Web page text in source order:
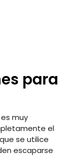
para
muy
el
se utilice
escaparse